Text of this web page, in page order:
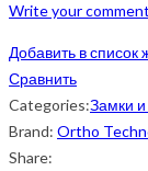
Write your comment
Добавить в список
Сравнить
Categories:Замки и
Brand: Ortho
Share: